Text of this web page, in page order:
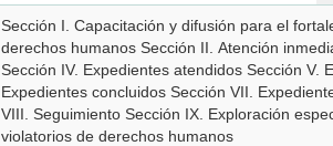
Sección I. Capacitación y difusión para el
derechos humanos Sección II. Atención
Sección IV. Expedientes atendidos Sección V.
Expedientes concluidos Sección VII.
VIII. Seguimiento Sección IX. Exploración
violatorios de derechos humanos